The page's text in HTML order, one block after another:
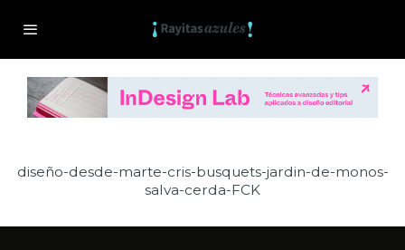
diseño-desde-marte-cris-busquets-jardin-de-monos-
salva-cerda-FCK